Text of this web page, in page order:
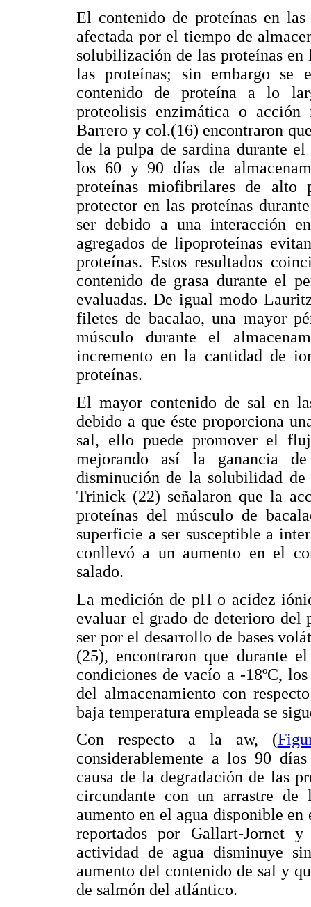
El contenido de proteínas en
afectada por el tiempo de
solubilización de las proteínas
las proteínas; sin embargo se
contenido de proteína a lo
proteolisis enzimática o acción
Barrero y col.(16) encontraron
de la pulpa de sardina durante
los 60 y 90 días de
proteínas miofibrilares de alto
protector en las proteínas
ser debido a una interacción
agregados de lipoproteínas
proteínas. Estos resultados
contenido de grasa durante el
evaluadas. De igual modo
filetes de bacalao, una mayor
músculo durante el
incremento en la cantidad de
proteínas.
El mayor contenido de sal en
debido a que éste proporciona
sal, ello puede promover el
mejorando así la ganancia
disminución de la solubilidad
Trinick (22) señalaron que la
proteínas del músculo de
superficie a ser susceptible a
conllevó a un aumento en el
salado.
La medición de pH o acidez
evaluar el grado de deterioro del
ser por el desarrollo de bases
(25), encontraron que durante
condiciones de vacío a -18ºC,
del almacenamiento con
baja temperatura empleada se
Con respecto a la aw, (
considerablemente a los 90
causa de la degradación de las
circundante con un arrastre
aumento en el agua disponible
reportados por Gallart-Jornet
actividad de agua disminuye
aumento del contenido de sal y
de salmón del atlántico.